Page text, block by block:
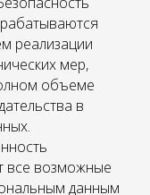
реализации
мер,
объеме
в
все возможные
данным